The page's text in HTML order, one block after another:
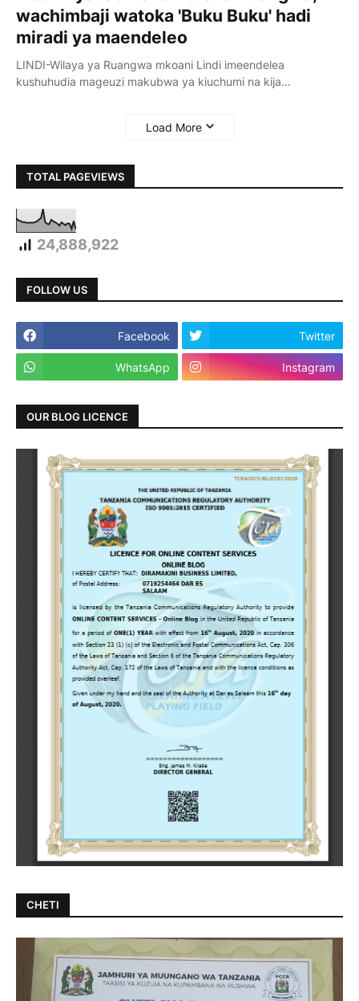
wachimbaji watoka 'Buku Buku' hadi
miradi ya maendeleo
LINDI-Wilaya ya Ruangwa mkoani Lindi imeendelea
kushuhudia mageuzi makubwa ya kiuchumi na kija…
Load More
TOTAL PAGEVIEWS
24,888,922
FOLLOW US
Facebook Twitter
WhatsApp Instagram
OUR BLOG LICENCE
CHETI